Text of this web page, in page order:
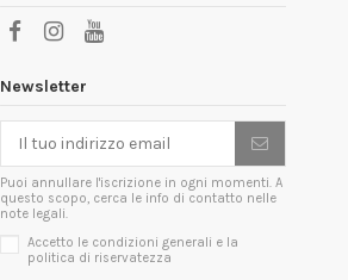
Newsletter
Puoi annullare l'iscrizione in ogni momenti. A
questo scopo, cerca le info di contatto nelle
note legali.
Accetto le condizioni generali e la
politica di riservatezza